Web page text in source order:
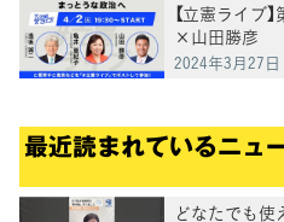
【立憲ライ
×山田勝彦
2024年3月27日
最近読まれているニュ
どなたでも使